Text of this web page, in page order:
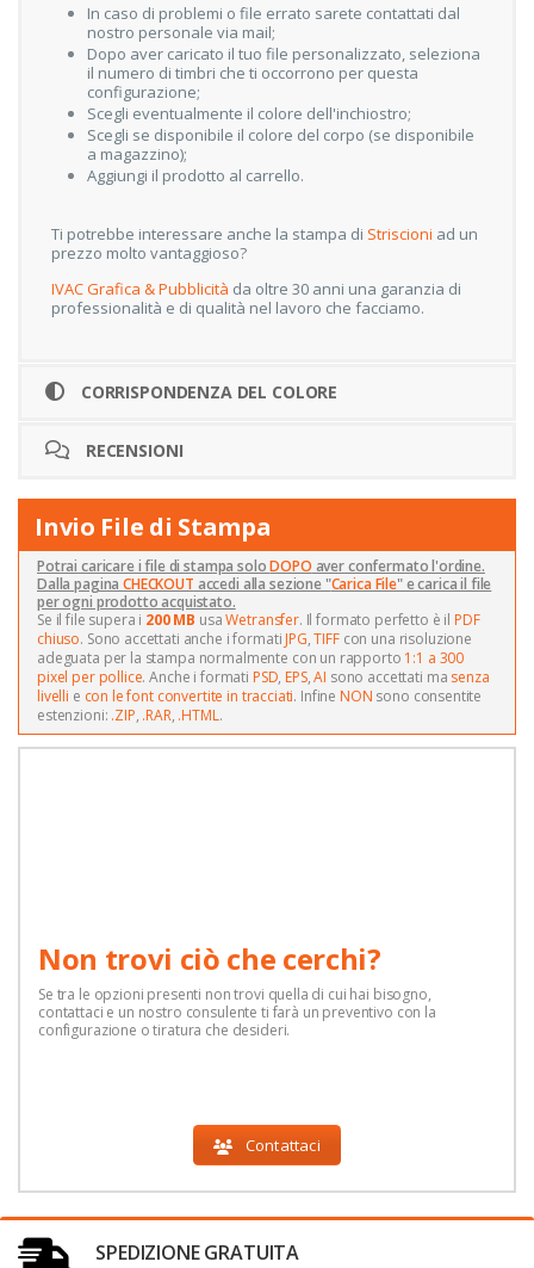
In caso di problemi o file errato sarete contattati dal
nostro personale via mail;
Dopo aver caricato il tuo file personalizzato, seleziona
il numero di timbri che ti occorrono per questa
configurazione;
Scegli eventualmente il colore dell'inchiostro;
Scegli se disponibile il colore del corpo (se disponibile
a magazzino);
Aggiungi il prodotto al carrello.
Ti potrebbe interessare anche la stampa di Striscioni ad un
prezzo molto vantaggioso?
IVAC Grafica & Pubblicità da oltre 30 anni una garanzia di
professionalità e di qualità nel lavoro che facciamo.
CORRISPONDENZA DEL COLORE
RECENSIONI
Invio File di Stampa
Potrai caricare i file di stampa soloDOPO aver confermato l'ordine.
Dalla paginaCHECKOUT accedi alla sezione "Carica File" e carica il file
per ogni prodotto acquistato.
Se il file supera i 200 MB usaWetransfer. Il formato perfetto è il PDF
chiuso. Sono accettati anche i formati JPG,TIFFcon una risoluzione
adeguata per la stampa normalmente con un rapporto 1:1 a 300
pixel per pollice. Anche i formati PSD, EPS,AI sono accettati ma senza
livelli e con le font convertite in tracciati. Infine NON sono consentite
estenzioni: .ZIP, .RAR, .HTML.
Non trovi ciò che cerchi?
Se tra le opzioni presenti non trovi quella di cui hai bisogno,
contattaci e un nostro consulente ti farà un preventivo con la
configurazione o tiratura che desideri.
Contattaci
SPEDIZIONE GRATUITA